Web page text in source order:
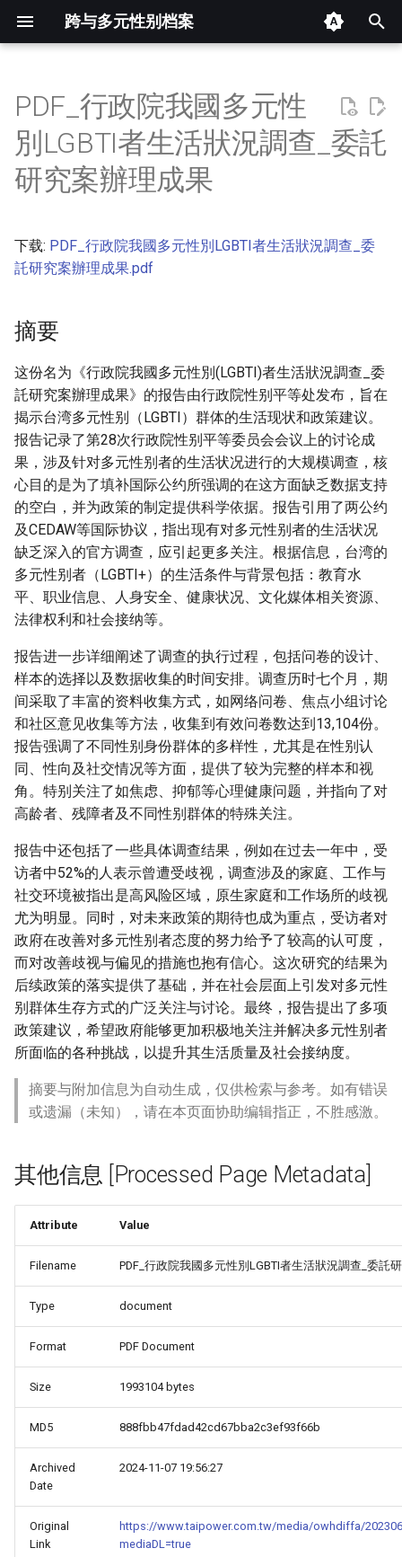
跨与多元性别档案
开
始
索
摘要
其他信息 [Processed Page
Metadata]
PDF_行政院我國多元性
別LGBTI者生活狀況調查_委託
研究案辦理成果
下载: PDF_行政院我國多元性別LGBTI者生活狀況調查_委
託研究案辦理成果.pdf
摘要
这份名为《行政院我國多元性別(LGBTI)者生活狀況調查_委
託研究案辦理成果》的报告由行政院性别平等处发布，旨在
揭示台湾多元性别（LGBTI）群体的生活现状和政策建议。
报告记录了第28次行政院性别平等委员会会议上的讨论成
果，涉及针对多元性别者的生活状况进行的大规模调查，核
心目的是为了填补国际公约所强调的在这方面缺乏数据支持
的空白，并为政策的制定提供科学依据。报告引用了两公约
及CEDAW等国际协议，指出现有对多元性别者的生活状况
缺乏深入的官方调查，应引起更多关注。根据信息，台湾的
多元性别者（LGBTI+）的生活条件与背景包括：教育水
平、职业信息、人身安全、健康状况、文化媒体相关资源、
法律权利和社会接纳等。
报告进一步详细阐述了调查的执行过程，包括问卷的设计、
样本的选择以及数据收集的时间安排。调查历时七个月，期
间采取了丰富的资料收集方式，如网络问卷、焦点小组讨论
和社区意见收集等方法，收集到有效问卷数达到13,104份。
报告强调了不同性别身份群体的多样性，尤其是在性别认
同、性向及社交情况等方面，提供了较为完整的样本和视
角。特别关注了如焦虑、抑郁等心理健康问题，并指向了对
高龄者、残障者及不同性别群体的特殊关注。
报告中还包括了一些具体调查结果，例如在过去一年中，受
访者中52%的人表示曾遭受歧视，调查涉及的家庭、工作与
社交环境被指出是高风险区域，原生家庭和工作场所的歧视
尤为明显。同时，对未来政策的期待也成为重点，受访者对
政府在改善对多元性别者态度的努力给予了较高的认可度，
而对改善歧视与偏见的措施也抱有信心。这次研究的结果为
后续政策的落实提供了基础，并在社会层面上引发对多元性
别群体生存方式的广泛关注与讨论。最终，报告提出了多项
政策建议，希望政府能够更加积极地关注并解决多元性别者
所面临的各种挑战，以提升其生活质量及社会接纳度。
摘要与附加信息为自动生成，仅供检索与参考。如有错误
或遗漏（未知），请在本页面协助编辑指正，不胜感激。
其他信息 [Processed Page Metadata]
Attribute Value
Filename PDF_行政院我國多元性別LGBTI者生活狀況調查_委託
Type document
Format PDF Document
Size 1993104 bytes
MD5 888fbb47fdad42cd67bba2c3ef93f66b
Archived
Date
2024-11-07 19:56:27
Original
Link
https://www.taipower.com.tw/media/owhdiffa/
mediaDL=true